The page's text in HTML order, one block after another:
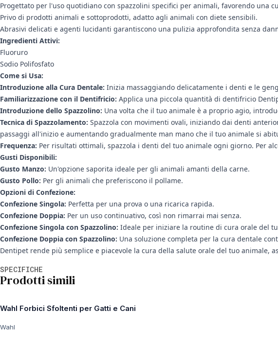
Progettato per l'uso quotidiano con spazzolini specifici per animali, favorendo una
Privo di prodotti animali e sottoprodotti, adatto agli animali con diete sensibili.
Abrasivi delicati e agenti lucidanti garantiscono una pulizia approfondita senza
Ingredienti Attivi:
Fluoruro
Sodio Polifosfato
Come si Usa:
Introduzione alla Cura Dentale: Inizia massaggiando delicatamente i denti e le
Familiarizzazione con il Dentifricio: Applica una piccola quantità di dentifricio
Introduzione dello Spazzolino: Una volta che il tuo animale è a proprio agio,
Tecnica di Spazzolamento: Spazzola con movimenti ovali, iniziando dai denti
passaggi all'inizio e aumentando gradualmente man mano che il tuo animale si
Frequenza: Per risultati ottimali, spazzola i denti del tuo animale ogni giorno. Per
Gusti Disponibili:
Gusto Manzo: Un'opzione saporita ideale per gli animali amanti della carne.
Gusto Pollo: Per gli animali che preferiscono il pollame.
Opzioni di Confezione:
Confezione Singola: Perfetta per una prova o una ricarica rapida.
Confezione Doppia: Per un uso continuativo, così non rimarrai mai senza.
Confezione Singola con Spazzolino: Ideale per iniziare la routine di cura orale del
Confezione Doppia con Spazzolino: Una soluzione completa per la cura dentale
Dentipet rende più semplice e piacevole la cura della salute orale del tuo animale,
SPECIFICHE
Prodotti simili
Wahl Forbici Sfoltenti per Gatti e Cani
Wahl